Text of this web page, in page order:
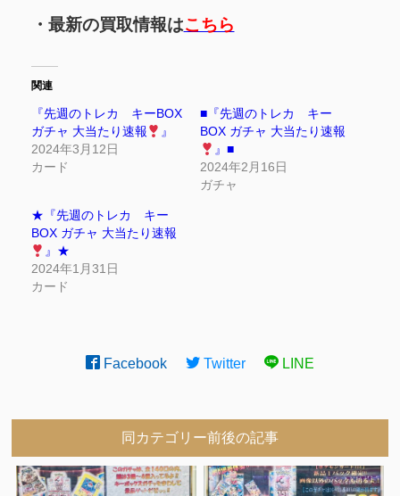
・最新の買取情報はこちら
関連
『先週のトレカ キーBOX
ガチャ 大当たり速報
』
2024年3月12日
カード
■『先週のトレカ キー
BOX ガチャ 大当たり速報
』■
2024年2月16日
ガチャ
★『先週のトレカ キー
BOX ガチャ 大当たり速報
』★
2024年1月31日
カード
Facebook Twitter LINE
同カテゴリー前後の記事